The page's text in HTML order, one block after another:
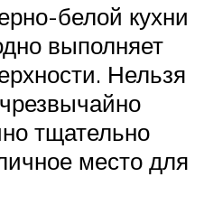
белой кухни
выполняет
Нельзя
тщательно
место для